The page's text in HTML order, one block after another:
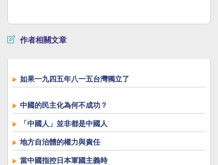
作者相關文章
如果一九四五年八一五台灣獨立了
中國的民主化為何不成功？
「中國人」並非都是中國人
地方自治體的權力與責任
當中國指控日本軍國主義時